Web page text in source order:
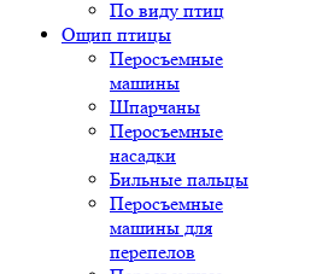
По виду птиц
Ощип птицы
Перосъемные
машины
Шпарчаны
Перосъемные
насадки
Бильные пальцы
Перосъемные
машины для
перепелов